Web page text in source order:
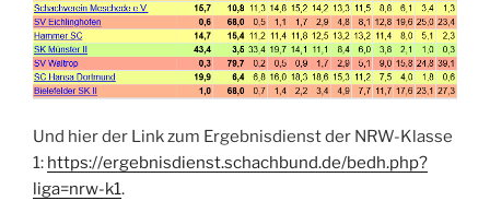
Und hier der Link zum Ergebnisdienst der NRW-Klasse
1: https://ergebnisdienst.schachbund.de/bedh.php?
liga=nrw-k1.